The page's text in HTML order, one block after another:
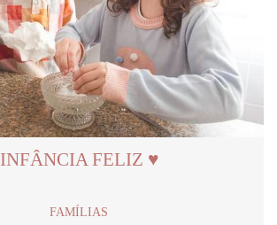
INFÂNCIA FELIZ ♥
FAMÍLIAS